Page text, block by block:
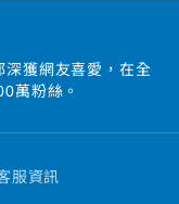
深獲網友喜愛，在全
萬粉絲。
服資訊